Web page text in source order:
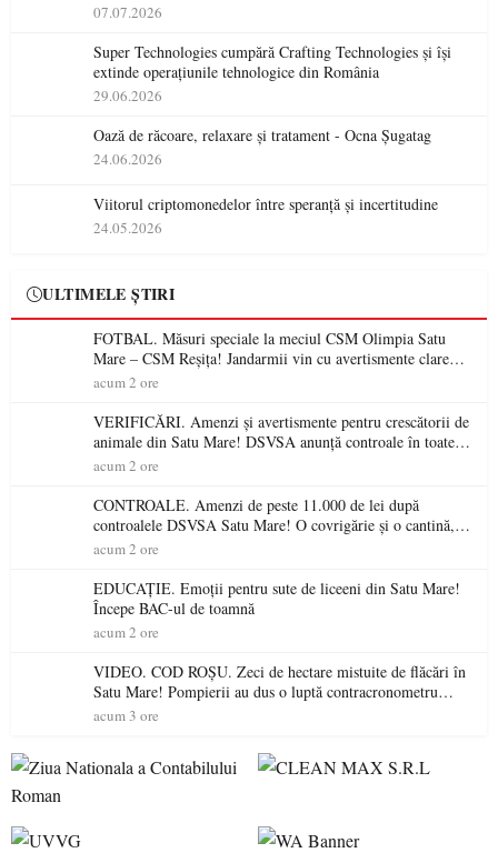
07.07.2026
Super Technologies cumpără Crafting Technologies și își
extinde operațiunile tehnologice din România
29.06.2026
Oază de răcoare, relaxare și tratament - Ocna Șugatag
24.06.2026
Viitorul criptomonedelor între speranță și incertitudine
24.05.2026
ULTIMELE ȘTIRI
FOTBAL. Măsuri speciale la meciul CSM Olimpia Satu
Mare – CSM Reșița! Jandarmii vin cu avertismente clare
pentru suporteri
acum 2 ore
VERIFICĂRI. Amenzi și avertismente pentru crescătorii de
animale din Satu Mare! DSVSA anunță controale în toate
gospodăriile și face apel la respectarea legii
acum 2 ore
CONTROALE. Amenzi de peste 11.000 de lei după
controalele DSVSA Satu Mare! O covrigărie și o cantină,
sancționate pentru nereguli
acum 2 ore
EDUCAȚIE. Emoții pentru sute de liceeni din Satu Mare!
Începe BAC-ul de toamnă
acum 2 ore
VIDEO. COD ROȘU. Zeci de hectare mistuite de flăcări în
Satu Mare! Pompierii au dus o luptă contracronometru
pentru a salva o pădure de la dezastru
acum 3 ore